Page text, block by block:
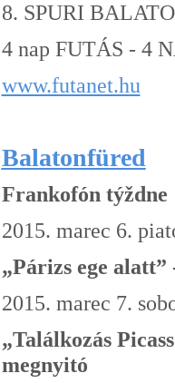
8. SPURI
4 nap FUTÁS - 4
www.futanet.hu
Balatonfüred
Frankofón
2015. marec 6.
„Párizs ege
2015. marec 7.
„Találkozás
megnyitó